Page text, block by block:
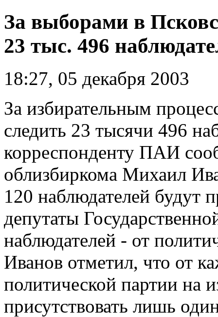
За выборами в
23 тыс. 496
18:27, 05 декабря 2003
За избирательным
следить 23 тысячи 496
корреспонденту ПАИ
облизбиркома Михаил
120 наблюдателей будут
депутаты
наблюдателей - от
Иванов отметил, что от
политической партии на
присутствовать лишь